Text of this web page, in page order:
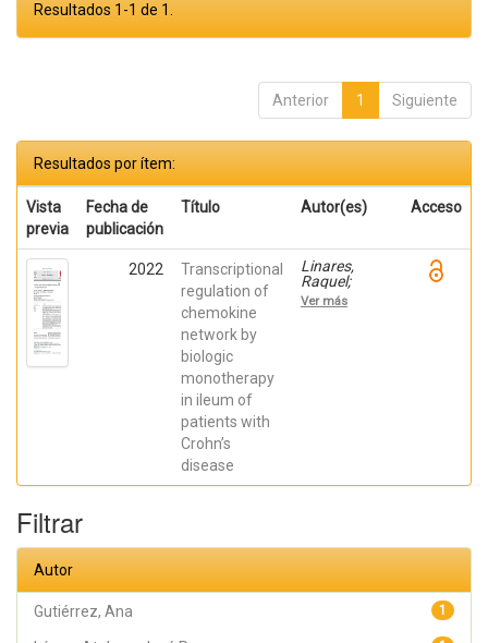
Resultados 1-1 de 1.
Anterior 1 Siguiente
Resultados por ítem:
Vista
previa
Fecha de
publicación
Título Autor(es) Acceso
2022
Transcriptional
regulation of
chemokine
network by
biologic
monotherapy
in ileum of
patients with
Crohn’s
disease
Linares,
Raquel;
Gutiérrez,
Ana;
Ver más
Filtrar
Autor
1
Gutiérrez, Ana